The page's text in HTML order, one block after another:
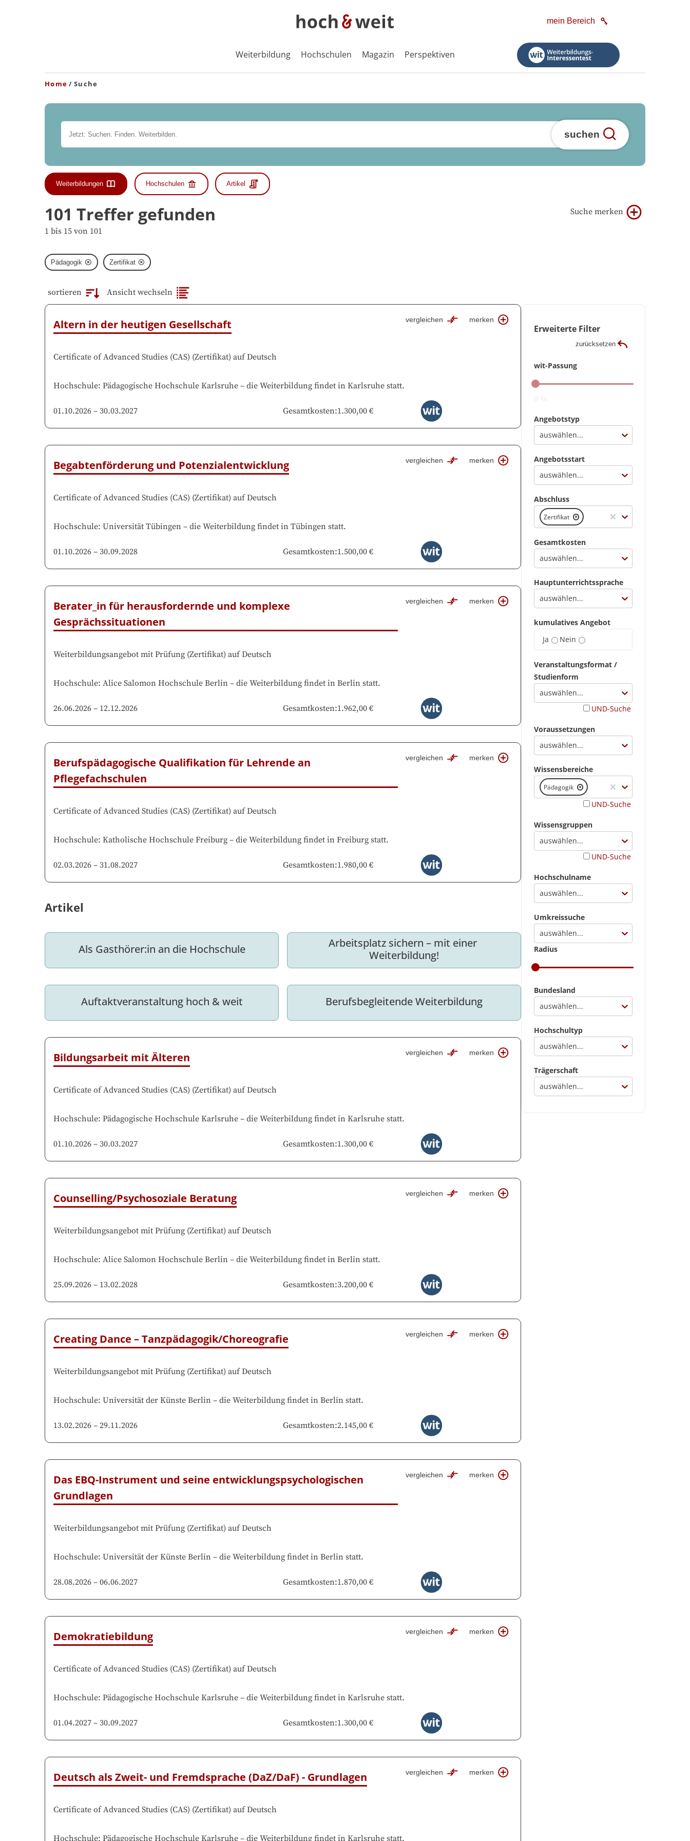
mein Bereich
Weiterbildung Hochschulen Magazin Perspektiven
Home Suche
suchen
Weiterbildungen Hochschulen Artikel
101 Treffer gefunden
1 bis 15 von 101
Suche merken
Pädagogik Zertifikat
sortieren Ansicht wechseln
Altern in der heutigen Gesellschaft vergleichen merken
Certificate of Advanced Studies (CAS) (Zertifikat) auf Deutsch
Hochschule: Pädagogische Hochschule Karlsruhe – die Weiterbildung findet in Karlsruhe statt.
01.10.2026 – 30.03.2027 Gesamtkosten:1.300,00 €
Begabtenförderung und Potenzialentwicklung vergleichen merken
Certificate of Advanced Studies (CAS) (Zertifikat) auf Deutsch
Hochschule: Universität Tübingen – die Weiterbildung findet in Tübingen statt.
01.10.2026 – 30.09.2028 Gesamtkosten:1.500,00 €
Berater_in für herausfordernde und komplexe
Gesprächssituationen
vergleichen merken
Weiterbildungsangebot mit Prüfung (Zertifikat) auf Deutsch
Hochschule: Alice Salomon Hochschule Berlin – die Weiterbildung findet in Berlin statt.
26.06.2026 – 12.12.2026 Gesamtkosten:1.962,00 €
Berufspädagogische Qualifikation für Lehrende an
Pflegefachschulen
vergleichen merken
Certificate of Advanced Studies (CAS) (Zertifikat) auf Deutsch
Hochschule: Katholische Hochschule Freiburg – die Weiterbildung findet in Freiburg statt.
02.03.2026 – 31.08.2027 Gesamtkosten:1.980,00 €
Artikel
Als Gasthörer:in an die Hochschule
Arbeitsplatz sichern – mit einer
Weiterbildung!
Auftaktveranstaltung hoch & weit Berufsbegleitende Weiterbildung
Bildungsarbeit mit Älteren vergleichen merken
Certificate of Advanced Studies (CAS) (Zertifikat) auf Deutsch
Hochschule: Pädagogische Hochschule Karlsruhe – die Weiterbildung findet in Karlsruhe statt.
01.10.2026 – 30.03.2027 Gesamtkosten:1.300,00 €
Counselling/Psychosoziale Beratung vergleichen merken
Weiterbildungsangebot mit Prüfung (Zertifikat) auf Deutsch
Hochschule: Alice Salomon Hochschule Berlin – die Weiterbildung findet in Berlin statt.
25.09.2026 – 13.02.2028 Gesamtkosten:3.200,00 €
Creating Dance – Tanzpädagogik/Choreografie vergleichen merken
Weiterbildungsangebot mit Prüfung (Zertifikat) auf Deutsch
Hochschule: Universität der Künste Berlin – die Weiterbildung findet in Berlin statt.
13.02.2026 – 29.11.2026 Gesamtkosten:2.145,00 €
Das EBQ-Instrument und seine entwicklungspsychologischen
Grundlagen
vergleichen merken
Weiterbildungsangebot mit Prüfung (Zertifikat) auf Deutsch
Hochschule: Universität der Künste Berlin – die Weiterbildung findet in Berlin statt.
28.08.2026 – 06.06.2027 Gesamtkosten:1.870,00 €
Demokratiebildung vergleichen merken
Certificate of Advanced Studies (CAS) (Zertifikat) auf Deutsch
Hochschule: Pädagogische Hochschule Karlsruhe – die Weiterbildung findet in Karlsruhe statt.
01.04.2027 – 30.09.2027 Gesamtkosten:1.300,00 €
Deutsch als Zweit- und Fremdsprache (DaZ/DaF) - Grundlagen vergleichen merken
Certificate of Advanced Studies (CAS) (Zertifikat) auf Deutsch
Hochschule: Pädagogische Hochschule Karlsruhe – die Weiterbildung findet in Karlsruhe statt.
Erweiterte Filter
zurücksetzen
wit-Passung
Angebotstyp
auswählen...
Angebotsstart
auswählen...
Abschluss
Zertifikat
Gesamtkosten
auswählen...
Hauptunterrichtssprache
auswählen...
kumulatives Angebot
Ja
Nein
Veranstaltungsformat /
Studienform
auswählen...
UND-Suche
Voraussetzungen
auswählen...
Wissensbereiche
Pädagogik
UND-Suche
Wissensgruppen
auswählen...
UND-Suche
Hochschulname
auswählen...
Umkreissuche
auswählen...
Radius
Bundesland
auswählen...
Hochschultyp
auswählen...
Trägerschaft
auswählen...